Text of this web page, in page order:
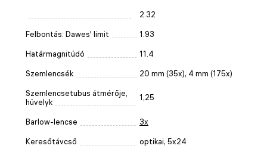
2.32
Felbontás: Dawes' limit 1.93
Határmagnitúdó 11.4
Szemlencsék 20 mm (35x), 4 mm (175х)
Szemlencsetubus átmérője,
hüvelyk
1,25
Barlow-lencse 3x
Keresőtávcső optikai, 5x24